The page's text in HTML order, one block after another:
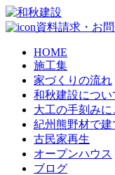
資料請求・お
HOME
施工集
家づくりの流れ
和秋建設につい
大工の手刻みに
紀州熊野材で建
古民家再生
オープンハウス
ブログ